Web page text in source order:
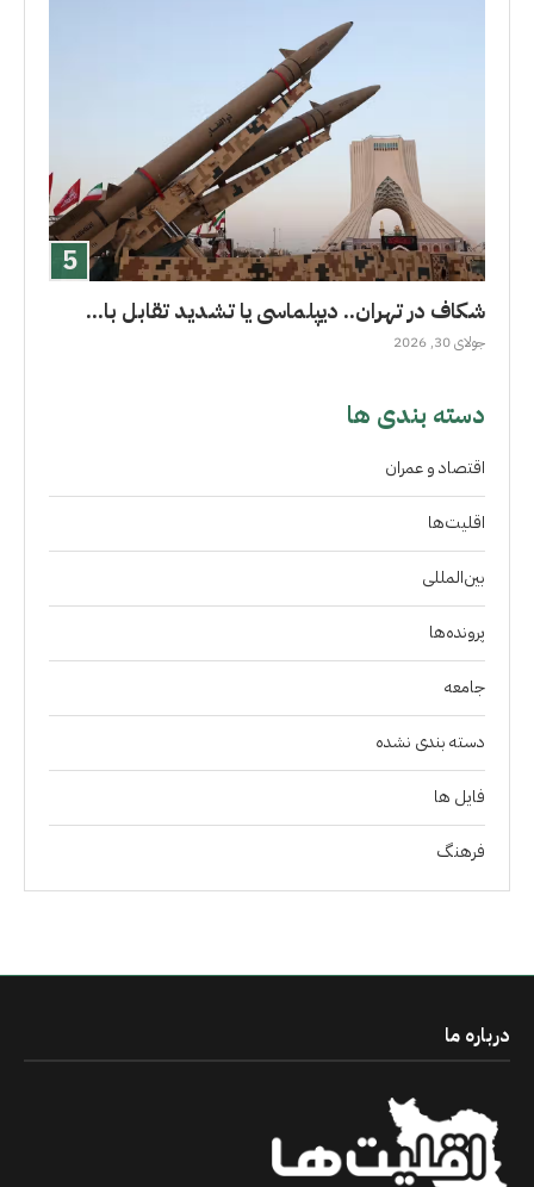
شکاف در تهران.. دیپلماسی یا تشدید تقابل با...
جولای 30, 2026
دسته بندی ها
اقتصاد و عمران
اقلیت‌ها
بین‌المللی
پرونده‌ها
جامعه
دسته بندی نشده
فايل ها
فرهنگ
درباره ما